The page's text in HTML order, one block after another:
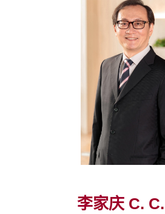
李家庆 C.